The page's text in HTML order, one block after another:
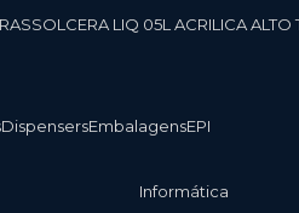
CERA LIQ 05L ACRILICA
Dispensers Embalagens EPI
Informática